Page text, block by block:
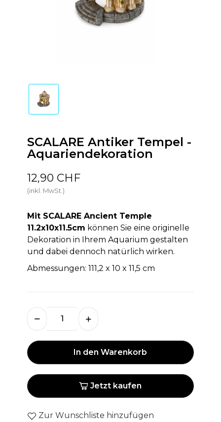
SCALARE Antiker Tempel -
Aquariendekoration
12,90 CHF
(inkl. MwSt.)
Mit SCALARE Ancient Temple
11.2x10x11.5cm können Sie eine originelle
Dekoration in Ihrem Aquarium gestalten
und dabei dennoch natürlich wirken.
Abmessungen: 111,2 x 10 x 11,5 cm
In den Warenkorb
Jetzt kaufen
Zur Wunschliste hinzufügen